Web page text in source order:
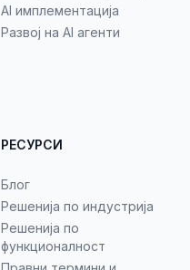
AI имплементација
Развој на AI агенти
РЕСУРСИ
Блог
Решенија по индустрија
Решенија по
функционалност